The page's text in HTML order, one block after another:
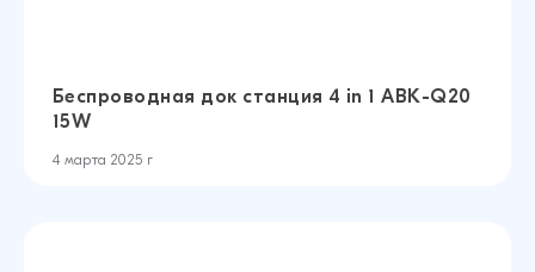
Беспроводная док станция 4 in 1 ABK-Q20
15W
4 марта 2025 г